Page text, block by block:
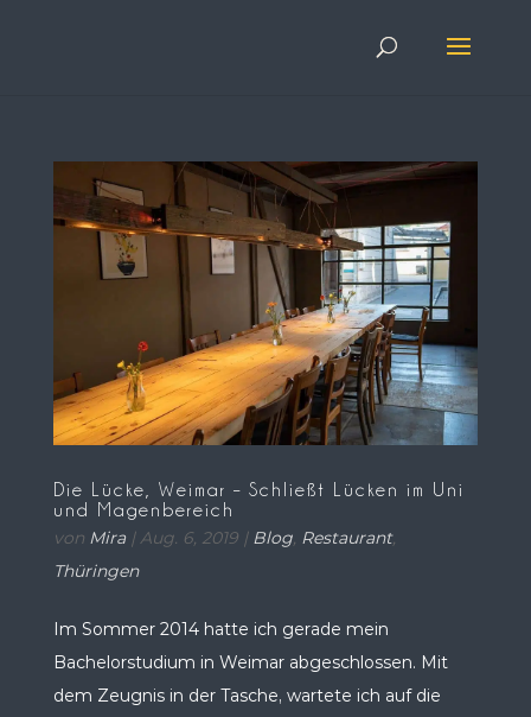
Die Lücke, Weimar – Schließt Lücken im Uni
und Magenbereich
von Mira|Aug. 6, 2019| Blog, Restaurant,
Thüringen
Im Sommer 2014 hatte ich gerade mein
Bachelorstudium in Weimar abgeschlossen. Mit
dem Zeugnis in der Tasche, wartete ich auf die